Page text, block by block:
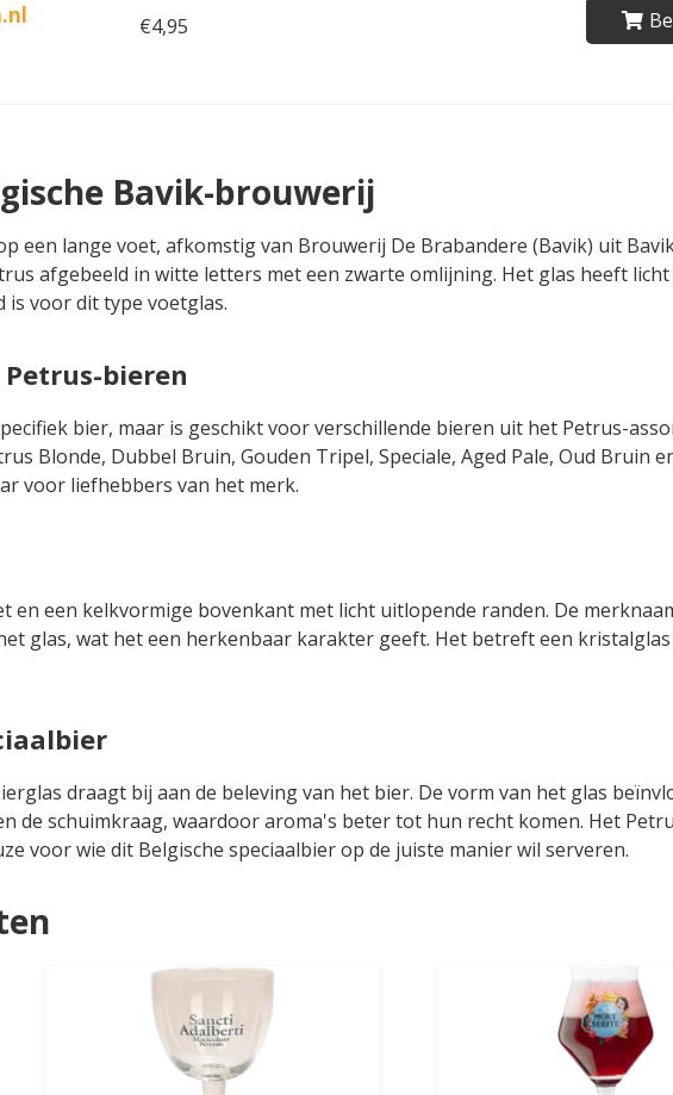
€4,95
Bavik-brouwerij
een lange voet, afkomstig van Brouwerij De Brabandere (Bavik) uit
afgebeeld in witte letters met een zwarte omlijning. Het glas heeft licht
voor dit type voetglas.
bieren
bier, maar is geschikt voor verschillende bieren uit het Petrus-
Blonde, Dubbel Bruin, Gouden Tripel, Speciale, Aged Pale, Oud Bruin
voor liefhebbers van het merk.
en een kelkvormige bovenkant met licht uitlopende randen. De
glas, wat het een herkenbaar karakter geeft. Het betreft een
draagt bij aan de beleving van het bier. De vorm van het glas
de schuimkraag, waardoor aroma's beter tot hun recht komen. Het
voor wie dit Belgische speciaalbier op de juiste manier wil serveren.